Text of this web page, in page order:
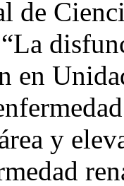
de
en
y